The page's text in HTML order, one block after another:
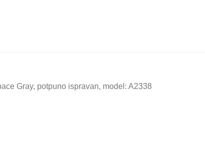
Gray, potpuno ispravan, model: A2338